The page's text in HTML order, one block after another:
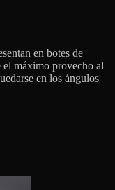
en botes de
el máximo provecho al
en los ángulos